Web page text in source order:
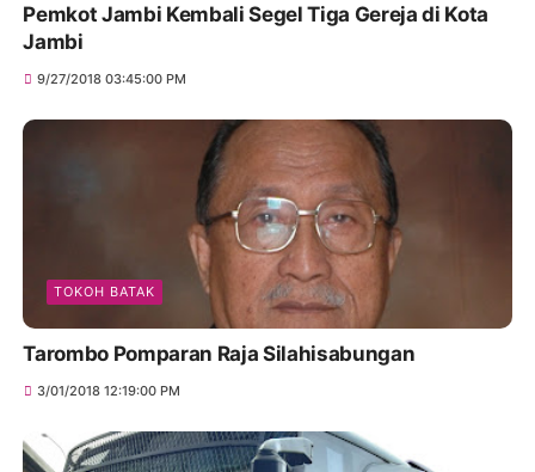
Pemkot Jambi Kembali Segel Tiga Gereja di Kota
Jambi
9/27/2018 03:45:00 PM
TOKOH BATAK
Tarombo Pomparan Raja Silahisabungan
3/01/2018 12:19:00 PM